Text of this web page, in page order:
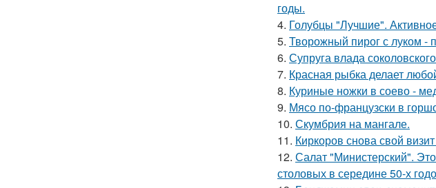
годы.
4. Голубцы "Лучшие".
5. Творожный пирог с луком -
6. Супруга влада
7. Красная рыбка делает
8. Куриные ножки в соево -
9. Мясо по-французски в
10. Скумбрия на мангале.
11. Киркоров снова свой
12. Салат "Министерский".
столовых в середине 50-х